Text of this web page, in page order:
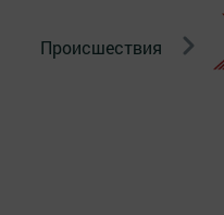
Происшествия